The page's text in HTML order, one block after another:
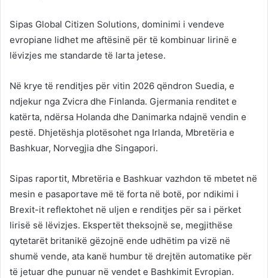
Sipas Global Citizen Solutions, dominimi i vendeve
evropiane lidhet me aftësinë për të kombinuar lirinë e
lëvizjes me standarde të larta jetese.
Në krye të renditjes për vitin 2026 qëndron Suedia, e
ndjekur nga Zvicra dhe Finlanda. Gjermania renditet e
katërta, ndërsa Holanda dhe Danimarka ndajnë vendin e
pestë. Dhjetëshja plotësohet nga Irlanda, Mbretëria e
Bashkuar, Norvegjia dhe Singapori.
Sipas raportit, Mbretëria e Bashkuar vazhdon të mbetet në
mesin e pasaportave më të forta në botë, por ndikimi i
Brexit-it reflektohet në uljen e renditjes për sa i përket
lirisë së lëvizjes. Ekspertët theksojnë se, megjithëse
qytetarët britanikë gëzojnë ende udhëtim pa vizë në
shumë vende, ata kanë humbur të drejtën automatike për
të jetuar dhe punuar në vendet e Bashkimit Evropian.